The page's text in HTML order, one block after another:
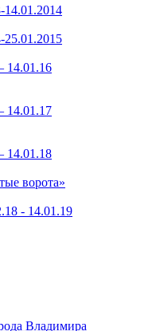
14.01.2014
25.01.2015
14.01.16
14.01.17
14.01.18
ворота»
- 14.01.19
Владимира